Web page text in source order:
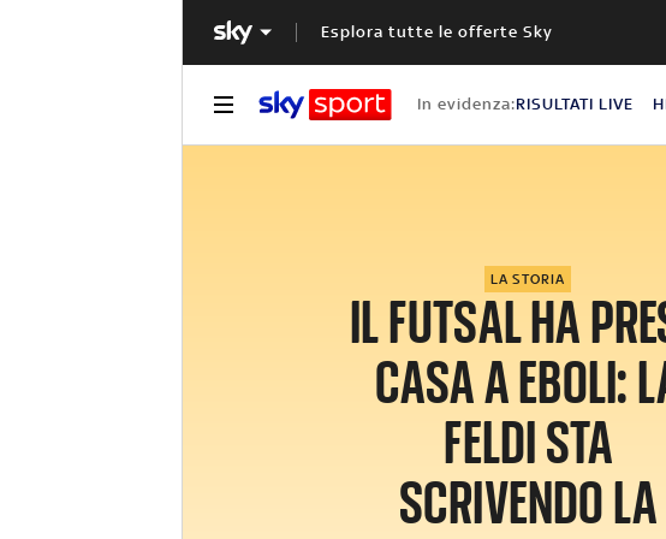
Esplora tutte le offerte Sky
In evidenza:RISULTATI LIVE
LA STORIA
IL FUTSAL HA
CASA A EBOLI:
FELDI STA
SCRIVENDO LA